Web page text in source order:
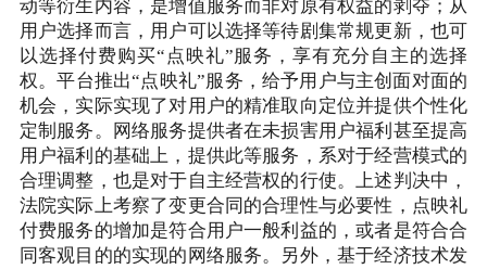
动等衍生内容，是增值服务而非对原有权益的剥夺；从
用户选择而言，用户可以选择等待剧集常规更新，也可
以选择付费购买“点映礼”服务，享有充分自主的选择
权。平台推出“点映礼”服务，给予用户与主创面对面的
机会，实际实现了对用户的精准取向定位并提供个性化
定制服务。网络服务提供者在未损害用户福利甚至提高
用户福利的基础上，提供此等服务，系对于经营模式的
合理调整，也是对于自主经营权的行使。上述判决中，
法院实际上考察了变更合同的合理性与必要性，点映礼
付费服务的增加是符合用户一般利益的，或者是符合合
同客观目的的实现的网络服务。另外，基于经济技术发